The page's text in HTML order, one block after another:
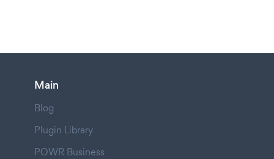
Main
Blog
Plugin Library
POWR Business